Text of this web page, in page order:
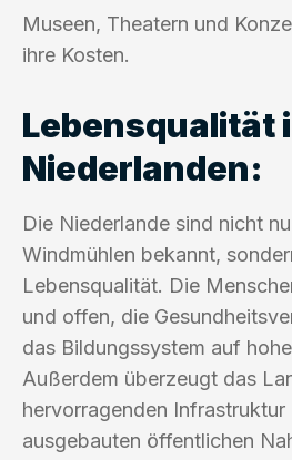
Museen, Theatern und
ihre Kosten.
Lebensqualität
Niederlanden:
Die Niederlande sind nicht
Windmühlen bekannt,
Lebensqualität. Die
und offen, die
das Bildungssystem auf
Außerdem überzeugt das
hervorragenden Infrastruktur
ausgebauten öffentlichen